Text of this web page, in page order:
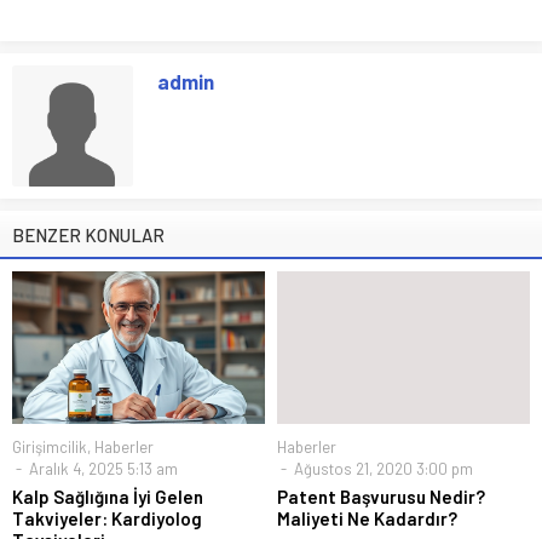
admin
BENZER KONULAR
Girişimcilik, Haberler
Aralık 4, 2025 5:13 am
Kalp Sağlığına İyi Gelen
Takviyeler: Kardiyolog
Haberler
Ağustos 21, 2020 3:00 pm
Patent Başvurusu Nedir?
Maliyeti Ne Kadardır?